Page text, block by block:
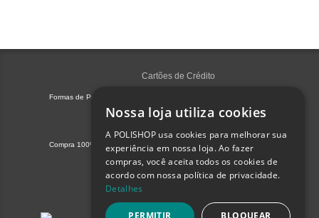
Formas de Pagamento
Cartões de Crédito
Compra 100% Segura Certificado por Protegido por
Nossa loja utiliza cookies
A POLISHOP usa cookies para melhorar sua
experiência em nossa loja. Ao fazer
compras, você aceita todos os cookies de
acordo com nossa política de privacidade.
Detalhes
PERMITIR BLOQUEAR